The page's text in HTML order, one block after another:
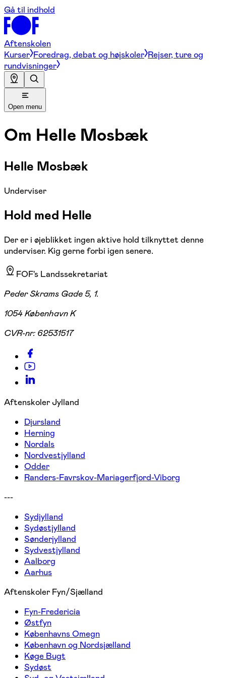
Gå til indhold
Aftenskolen
Kurser Foredrag, debat og højskoler Rejser, ture og
rundvisninger
Open menu
Om Helle Mosbæk
Helle Mosbæk
Underviser
Hold med Helle
Der er i øjeblikket ingen aktive hold tilknyttet denne
underviser. Kig gerne forbi igen senere.
FOF's Landssekretariat
Peder Skrams Gade 5, 1.
1054 København K
CVR-nr: 62531517
Aftenskoler Jylland
Djursland
Herning
Nordals
Nordvestjylland
Odder
Randers-Favrskov-Mariagerfjord-Viborg
---
Sydjylland
Sydøstjylland
Sønderjylland
Sydvestjylland
Aalborg
Aarhus
Aftenskoler Fyn/Sjælland
Fyn-Fredericia
Østfyn
Københavns Omegn
København og Nordsjælland
Køge Bugt
Sydøst